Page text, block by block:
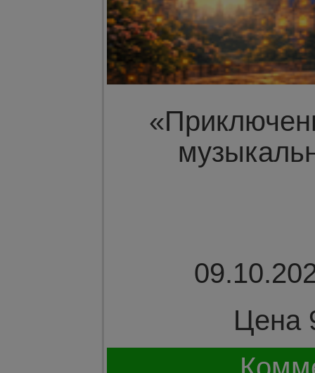
Цена